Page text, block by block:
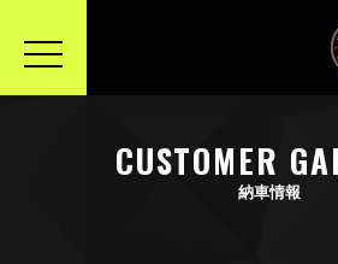
toggle
CUSTOMER
納車情報